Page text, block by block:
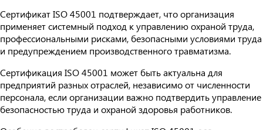
Сертификат ISO 45001 подтверждает, что организация
применяет системный подход к управлению охраной труда,
профессиональными рисками, безопасными условиями труда
и предупреждением производственного травматизма.
Сертификация ISO 45001 может быть актуальна для
предприятий разных отраслей, независимо от численности
персонала, если организации важно подтвердить управление
безопасностью труда и охраной здоровья работников.